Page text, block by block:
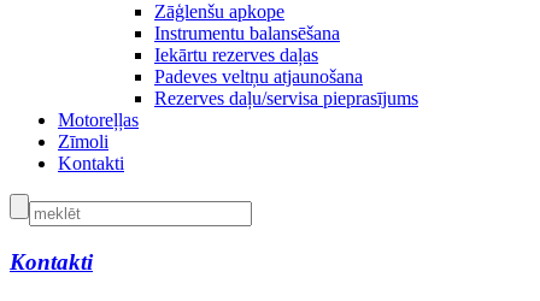
Zāģlenšu apkope
Instrumentu balansēšana
Iekārtu rezerves daļas
Padeves veltņu atjaunošana
Rezerves daļu/servisa pieprasījums
Motoreļļas
Zīmoli
Kontakti
Kontakti